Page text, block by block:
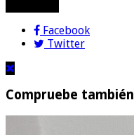
Facebook
Twitter
Compruebe también